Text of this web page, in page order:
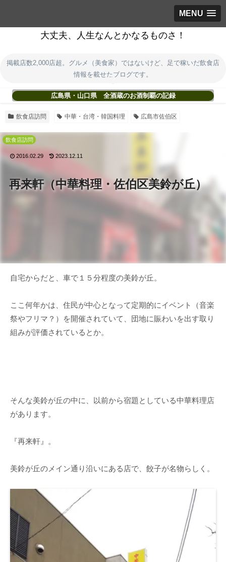
MENU
大丈夫、人生なんとかなるものさ！
掲載店数2,000店超。グルメ（美食家）ではないけど、足で稼いだ飲食店
情報を載せたブログです。
広島県・山口県 全酒蔵のお酒制覇の記録
飲食店訪問 中華・台湾・韓国料理 広島市佐伯区
再来軒（中華料理・佐伯区美鈴が丘）
飲食店訪問
2016.02.29 2023.12.11
自宅からだと、車で１５分程度の美鈴が丘。
ここ何年かは、住民が中心となって定期的にイベント（音楽
祭やフリマ？）を開催されていて、団地に賑わいを出す取り
組みが評価されているとか。
そんな美鈴が丘の中に、以前から宿題としている中華料理店
があります。
『再来軒』。
美鈴が丘のメイン通り沿いにある店で、餃子が名物らしく。